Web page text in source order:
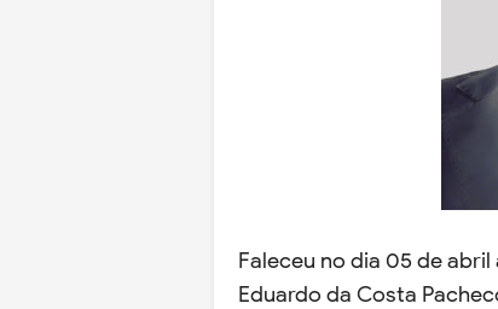
Faleceu no dia 05 de
Eduardo da Costa